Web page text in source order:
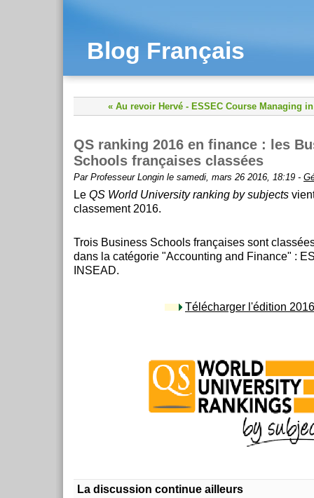
Blog Français
« Au revoir Hervé - ESSEC Course Managing
QS ranking 2016 en finance : les
Schools françaises classées
Par Professeur Longin le samedi, mars 26 2016, 18:19 -
Le QS World University ranking by subjects
classement 2016.
Trois Business Schools françaises sont
dans la catégorie "Accounting and Finance" :
INSEAD.
Télécharger l'édition 2016
La discussion continue ailleurs